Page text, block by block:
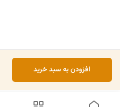
افزودن به سبد خرید